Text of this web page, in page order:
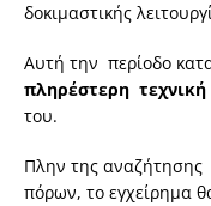
δοκιμαστικής
Αυτή την περίοδο
πληρέστερη
του.
Πλην της
πόρων, το εγχείρημα